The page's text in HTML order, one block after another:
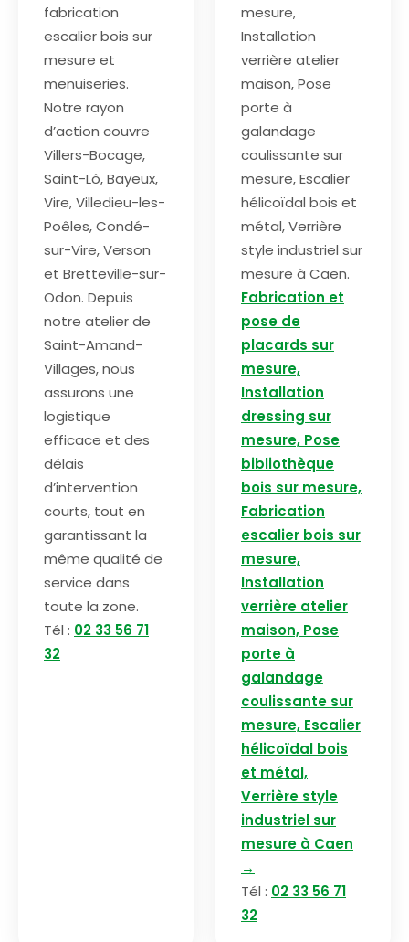
fabrication
escalier bois sur
mesure et
menuiseries.
Notre rayon
d’action couvre
Villers-Bocage,
Saint-Lô, Bayeux,
Vire, Villedieu-les-
Poêles, Condé-
sur-Vire, Verson
et Bretteville-sur-
Odon. Depuis
notre atelier de
Saint-Amand-
Villages, nous
assurons une
logistique
efficace et des
délais
d’intervention
courts, tout en
garantissant la
même qualité de
service dans
toute la zone.
Tél : 02 33 56 71
32
mesure,
Installation
verrière atelier
maison, Pose
porte à
galandage
coulissante sur
mesure, Escalier
hélicoïdal bois et
métal, Verrière
style industriel sur
mesure à Caen.
Fabrication et
pose de
placards sur
mesure,
Installation
dressing sur
mesure, Pose
bibliothèque
bois sur mesure,
Fabrication
escalier bois sur
mesure,
Installation
verrière atelier
maison, Pose
porte à
galandage
coulissante sur
mesure, Escalier
hélicoïdal bois
et métal,
Verrière style
industriel sur
mesure à Caen
→
Tél : 02 33 56 71
32